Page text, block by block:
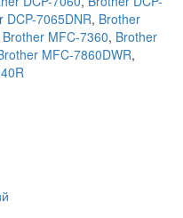
DCP-7065DNR, Brother
Brother MFC-7360, Brother
MFC-7860DWR,